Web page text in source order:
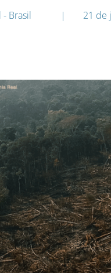
Brasil | 21 de